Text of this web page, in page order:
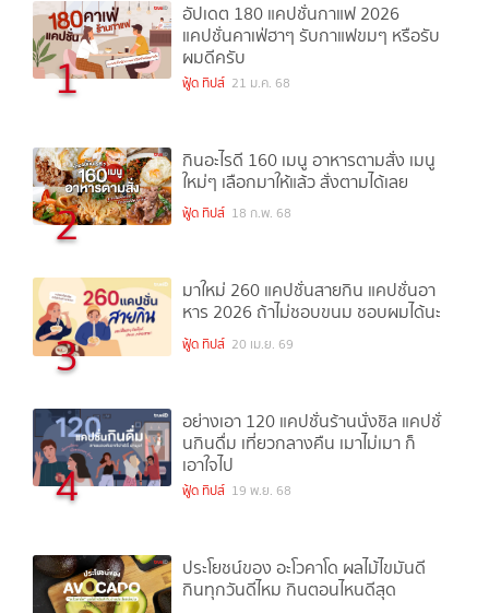
1
อัปเดต 180 แคปชั่นกาแฟ 2026
แคปชั่นคาเฟ่ฮาๆ รับกาแฟขมๆ หรือรับ
ผมดีครับ
ฟู้ด ทิปส์ 21 ม.ค. 68
2
กินอะไรดี 160 เมนู อาหารตามสั่ง เมนู
ใหม่ๆ เลือกมาให้แล้ว สั่งตามได้เลย
ฟู้ด ทิปส์ 18 ก.พ. 68
3
มาใหม่ 260 แคปชั่นสายกิน แคปชั่นอา
หาร 2026 ถ้าไม่ชอบขนม ชอบผมได้นะ
ฟู้ด ทิปส์ 20 เม.ย. 69
4
อย่างเอา 120 แคปชั่นร้านนั่งชิล แคปชั่
นกินดื่ม เที่ยวกลางคืน เมาไม่เมา ก็
เอาใจไป
ฟู้ด ทิปส์ 19 พ.ย. 68
ประโยชน์ของ อะโวคาโด ผลไม้ไขมันดี
กินทุกวันดีไหม กินตอนไหนดีสุด